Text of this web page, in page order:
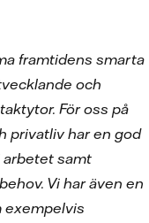
framtidens smarta
och
För oss på
privatliv har en god
arbetet samt
Vi har även en
exempelvis